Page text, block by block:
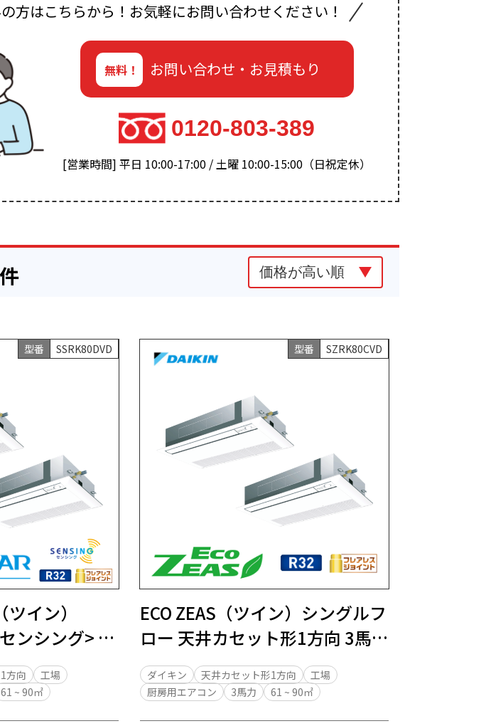
方はこちらから！お気軽にお問い合わせください！
無料！ お問い合わせ・お見積もり
0120-803-389
[営業時間] 平日 10:00-17:00 / 土曜 10:00-15:00（日祝定休）
件
型番 SSRK80DVD
ツイン）
ンシング> 天
3馬力
方向
工場
61 ~ 90㎡
型番 SZRK80CVD
ECO ZEAS（ツイン）シングルフ
ロー 天井カセット形1方向 3馬
力
ダイキン 天井カセット形1方向
工場
厨房用エアコン
3馬力 61 ~ 90㎡